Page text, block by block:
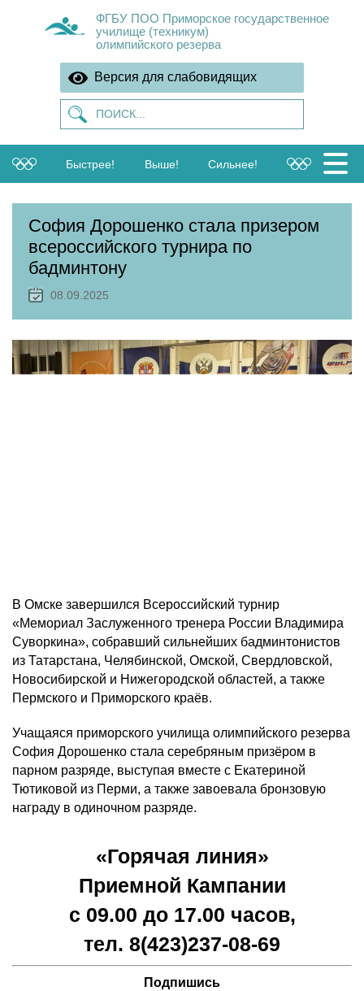
ФГБУ ПОО Приморское государственное
училище (техникум)
олимпийского резерва
Версия для слабовидящих
Быстрее! Выше! Сильнее!
«Горячая линия»
Приемной Кампании
с 09.00 до 17.00 часов,
тел. 8(423)237-08-69
Подпишись
София Дорошенко стала призером
всероссийского турнира по
бадминтону
08.09.2025
В Омске завершился Всероссийский турнир
«Мемориал Заслуженного тренера России Владимира
Суворкина», собравший сильнейших бадминтонистов
из Татарстана, Челябинской, Омской, Свердловской,
Новосибирской и Нижегородской областей, а также
Пермского и Приморского краёв.
Учащаяся приморского училища олимпийского резерва
София Дорошенко стала серебряным призёром в
парном разряде, выступая вместе с Екатериной
Тютиковой из Перми, а также завоевала бронзовую
награду в одиночном разряде.